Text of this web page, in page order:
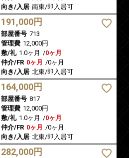
向き/入居 南東/即入居可
191,000円
部屋番号 713
管理費 12,000円
敷/礼 1.0ヶ月 /0ヶ月
仲介/FR 0ヶ月 /0ヶ月
向き/入居 北東/即入居可
164,000円
部屋番号 817
管理費 12,000円
敷/礼 1.0ヶ月 /0ヶ月
仲介/FR 0ヶ月 /0ヶ月
向き/入居 北東/即入居可
282,000円